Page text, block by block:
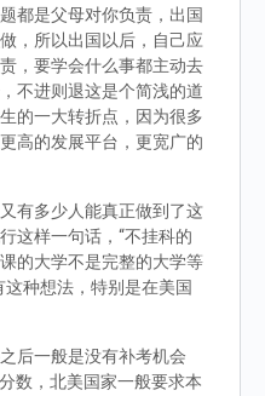
都是父母对你负责，出国
，所以出国以后，自己应
，要学会什么事都主动去
不进则退这是个简浅的道
的一大转折点，因为很多
高的发展平台，更宽广的
有多少人能真正做到了这
这样一句话，“不挂科的
的大学不是完整的大学等
种想法，特别是在美国
后一般是没有补考机会
数，北美国家一般要求本